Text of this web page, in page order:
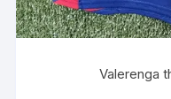
Valerenga